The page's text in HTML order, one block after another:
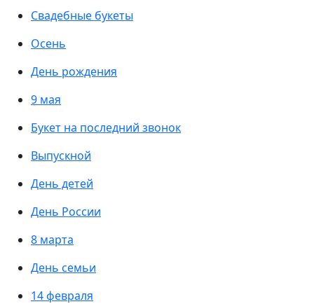
Свадебные букеты
Осень
День рождения
9 мая
Букет на последний звонок
Выпускной
День детей
День России
8 марта
День семьи
14 февраля